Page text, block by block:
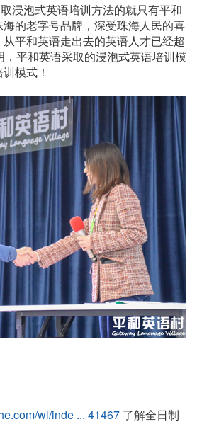
泡式英语培训方法的就只有平和
的老字号品牌，深受珠海人民的喜
平和英语走出去的英语人才已经超
平和英语采取的浸泡式英语培训模
模式！
wl/inde ... 41467 了解全日制